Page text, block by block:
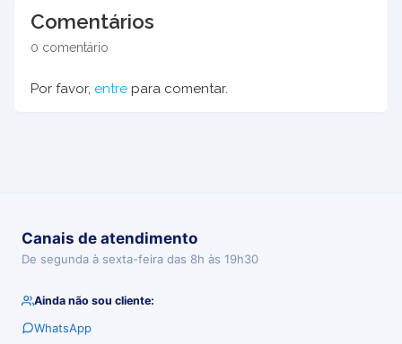
Comentários
0 comentário
Por favor, entre para comentar.
Canais de atendimento
De segunda à sexta-feira das 8h às 19h30
Ainda não sou cliente:
WhatsApp